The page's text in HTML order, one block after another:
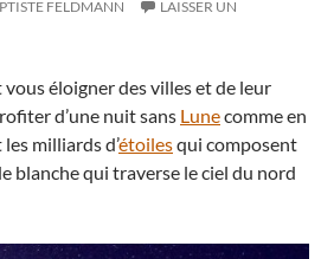
FELDMANN
LAISSER UN
éloigner des villes et de leur
d’une nuit sans Lunecomme en
milliards d’étoilesqui composent
blanche qui traverse le ciel du nord